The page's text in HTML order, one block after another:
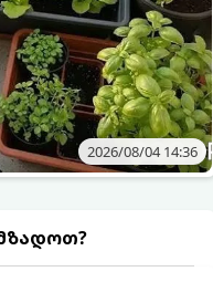
2026/08/04 14:36